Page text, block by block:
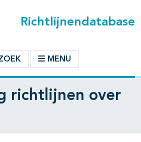
Richtlijnendatabase
MENU
richtlijnen over